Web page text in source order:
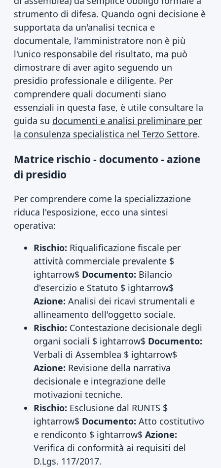
strumento di difesa. Quando ogni decisione è
supportata da un'analisi tecnica e
documentale, l'amministratore non è più
l'unico responsabile del risultato, ma può
dimostrare di aver agito seguendo un
presidio professionale e diligente. Per
comprendere quali documenti siano
essenziali in questa fase, è utile consultare la
guida su documenti e analisi preliminare per
la consulenza specialistica nel Terzo Settore.
Matrice rischio - documento - azione
di presidio
Per comprendere come la specializzazione
riduca l'esposizione, ecco una sintesi
operativa:
Rischio: Riqualificazione fiscale per
attività commerciale prevalente $
ightarrow$ Documento: Bilancio
d'esercizio e Statuto $ ightarrow$
Azione: Analisi dei ricavi strumentali e
allineamento dell'oggetto sociale.
Rischio: Contestazione decisionale degli
organi sociali $ ightarrow$ Documento:
Verbali di Assemblea $ ightarrow$
Azione: Revisione della narrativa
decisionale e integrazione delle
motivazioni tecniche.
Rischio: Esclusione dal RUNTS $
ightarrow$ Documento: Atto costitutivo
e rendiconto $ ightarrow$ Azione:
Verifica di conformità ai requisiti del
D.Lgs. 117/2017.